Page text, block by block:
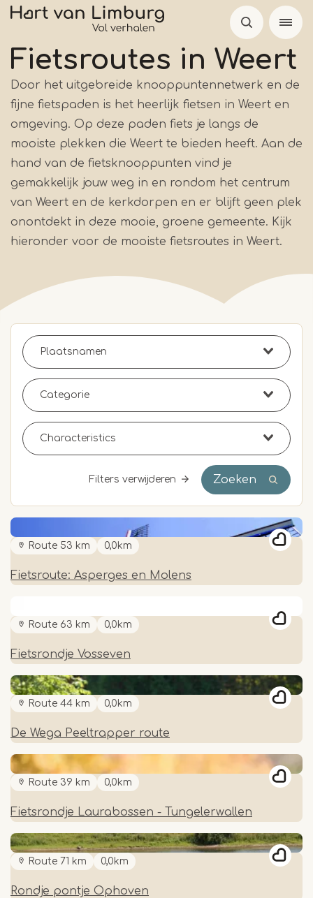
Overslaan
naar
de
inhoud
gaan
Fietsroutes in Weert
Door het uitgebreide knooppuntennetwerk en de
fijne fietspaden is het heerlijk fietsen in Weert en
omgeving. Op deze paden fiets je langs de
mooiste plekken die Weert te bieden heeft. Aan de
hand van de fietsknooppunten vind je
gemakkelijk jouw weg in en rondom het centrum
van Weert en de kerkdorpen en er blijft geen plek
onontdekt in deze mooie, groene gemeente. Kijk
hieronder voor de mooiste fietsroutes in Weert.
Filters verwijderen Zoeken
Route 53 km 0,0km
Fietsroute: Asperges en Molens
Route 63 km 0,0km
Fietsrondje Vosseven
Route 44 km 0,0km
De Wega Peeltrapper route
Route 39 km 0,0km
Fietsrondje Laurabossen - Tungelerwallen
Route 71 km 0,0km
Rondje pontje Ophoven